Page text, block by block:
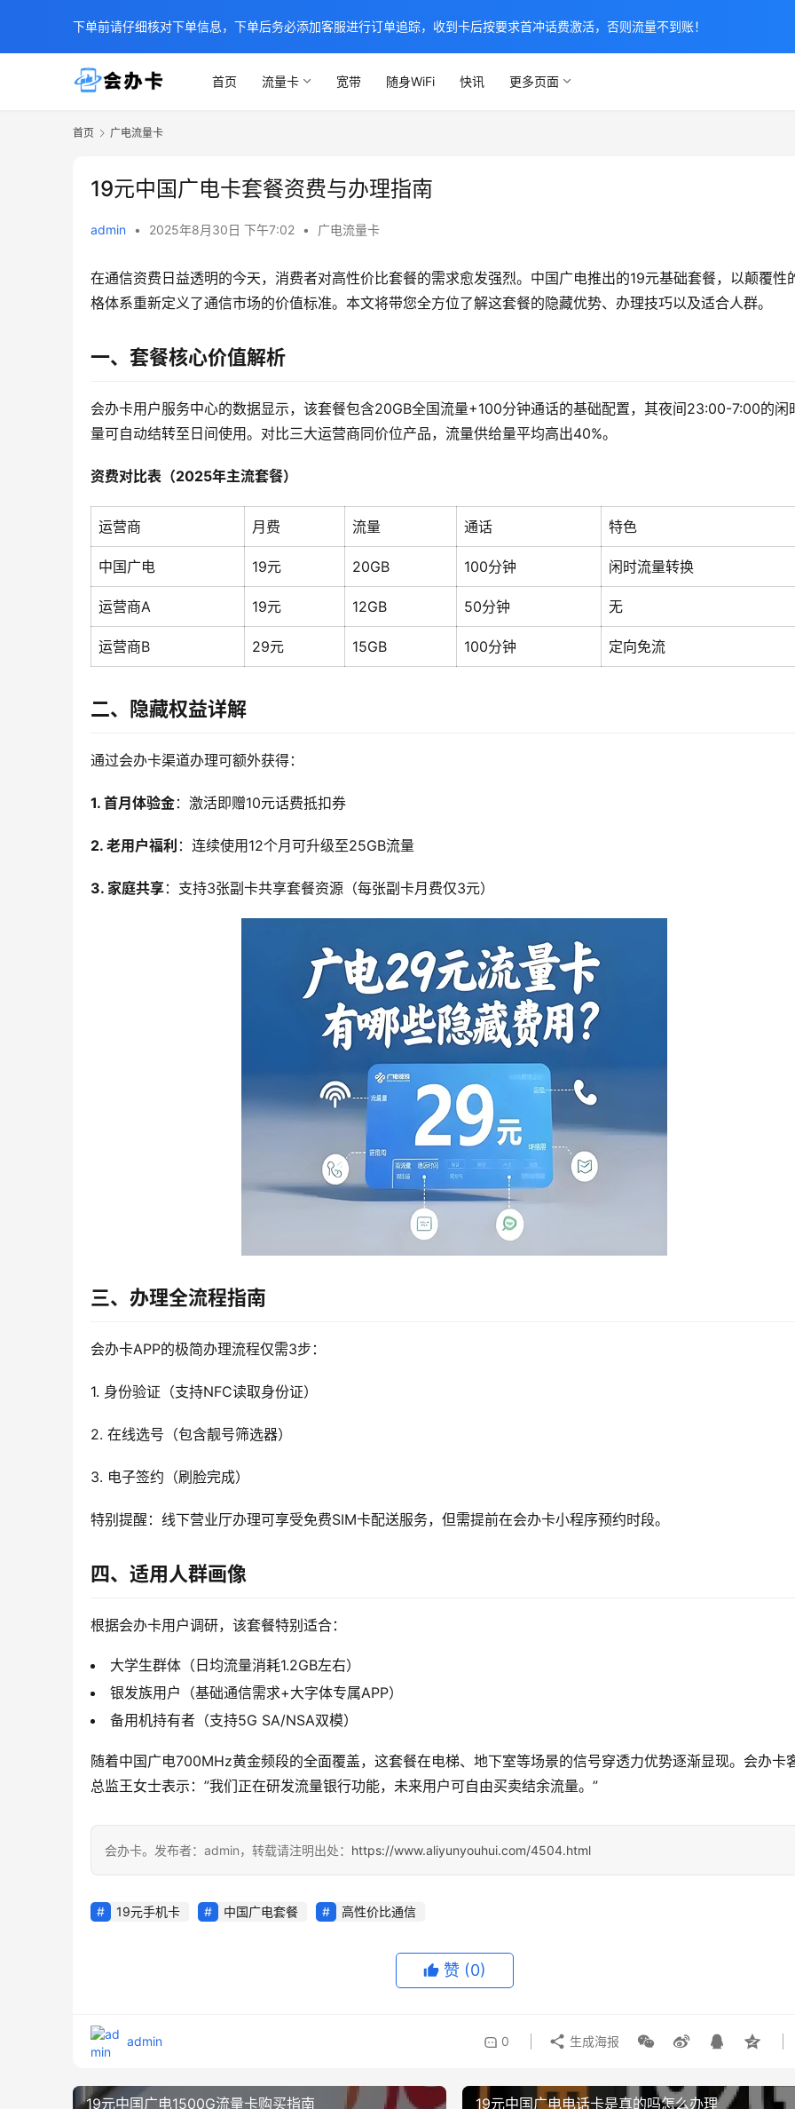
首页 流量卡 宽带 随身WiFi 快讯 更多页面
首页 广电流量卡
19元中国广电卡套餐资费与办理指南
admin • 2025年8月30日 下午7:02 • 广电流量卡
在通信资费日益透明的今天，消费者对高性价比套餐的需求愈发强烈。中国广电推出的19元基础套餐，以颠覆性
格体系重新定义了通信市场的价值标准。本文将带您全方位了解这套餐的隐藏优势、办理技巧以及适合人群。
一、套餐核心价值解析
会办卡用户服务中心的数据显示，该套餐包含20GB全国流量+100分钟通话的基础配置，其夜间23:00-7:00的闲
量可自动结转至日间使用。对比三大运营商同价位产品，流量供给量平均高出40%。
资费对比表（2025年主流套餐）
运营商 月费 流量 通话 特色
中国广电 19元 20GB 100分钟 闲时流量转换
运营商A 19元 12GB 50分钟 无
运营商B 29元 15GB 100分钟 定向免流
二、隐藏权益详解
通过会办卡渠道办理可额外获得：
1. 首月体验金：激活即赠10元话费抵扣券
2. 老用户福利 ：连续使用12个月可升级至25GB流量
3. 家庭共享：支持3张副卡共享套餐资源（每张副卡月费仅3元）
三、办理全流程指南
会办卡APP的极简办理流程仅需3步：
1. 身份验证（支持NFC读取身份证）
2. 在线选号（包含靓号筛选器）
3. 电子签约（刷脸完成）
特别提醒：线下营业厅办理可享受免费SIM卡配送服务，但需提前在会办卡小程序预约时段。
四、适用人群画像
根据会办卡用户调研，该套餐特别适合：
大学生群体（日均流量消耗1.2GB左右）
银发族用户（基础通信需求+大字体专属APP）
备用机持有者（支持5G SA/NSA双模）
随着中国广电700MHz黄金频段的全面覆盖，这套餐在电梯、地下室等场景的信号穿透力优势逐渐显现。会办卡
总监王女士表示：”我们正在研发流量银行功能，未来用户可自由买卖结余流量。”
会办卡。发布者：admin，转载请注明出处： https://www.aliyunyouhui.com/4504.html
19元手机卡 中国广电套餐 高性价比通信
赞 (0)
admin 0 生成海报
19元中国广电1500G流量卡购买指南 19元中国广电电话卡是真的吗怎么办理
下单前请仔细核对下单信息，下单后务必添加客服进行订单追踪，收到卡后按要求首冲话费激活，否则流量不到账！